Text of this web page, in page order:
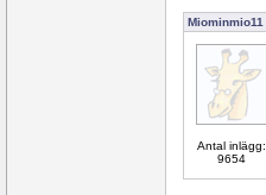
Miominmio11
Antal inlägg:
9654